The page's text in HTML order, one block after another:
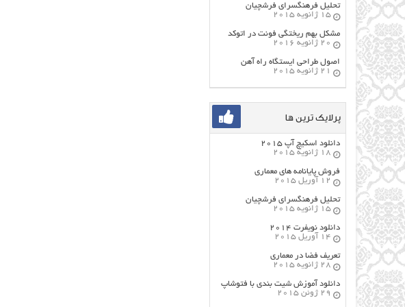
تحلیل فرهنگسرای فرشچیان
15 ژانویه 2015
مشکل بهم ریختگی فونت در اتوکد
20 ژانویه 2016
اصول طراحي ایستگاه راه آهن
21 ژانویه 2015
پرلایک ترین ها
دانلود اسکیچ آپ ۲۰۱۵
18 ژانویه 2015
فروش پایانامه های معماری
12 آوریل 2015
تحلیل فرهنگسرای فرشچیان
15 ژانویه 2015
دانلود نویفرت ۲۰۱۴
14 آوریل 2015
تعریف فضا در معماری
28 ژانویه 2015
دانلود آموزش شیت بندی با فتوشاپ
29 ژوئن 2015